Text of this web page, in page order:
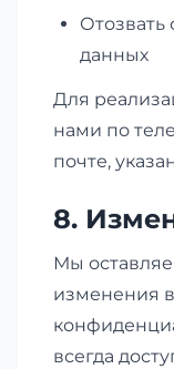
Отозвать
данных
Для
нами по
почте,
8.
Мы
изменения
всегда